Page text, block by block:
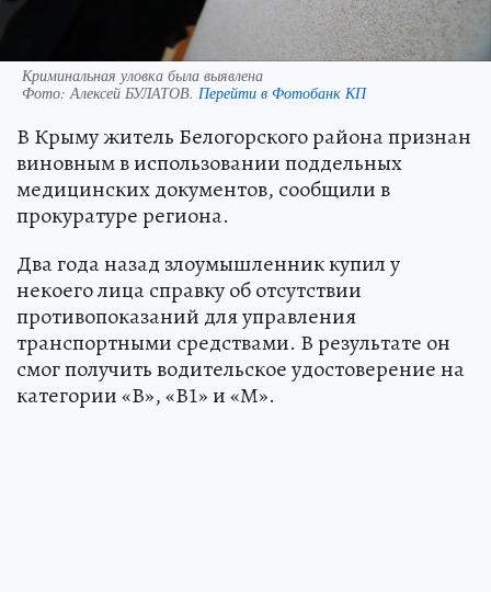
Криминальная уловка была выявлена
Фото:Алексей БУЛАТОВ. Перейти в Фотобанк КП
В Крыму житель Белогорского района признан
виновным в использовании поддельных
медицинских документов, сообщили в
прокуратуре региона.
Два года назад злоумышленник купил у
некоего лица справку об отсутствии
противопоказаний для управления
транспортными средствами. В результате он
смог получить водительское удостоверение на
категории «В», «В1» и «М».